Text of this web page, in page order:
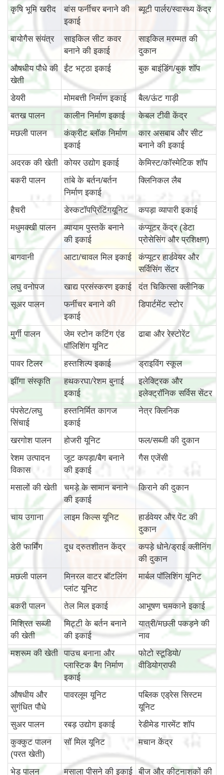
कृषि भूमि खरीद
बांस फर्नीचर बनाने की
इकाई
ब्यूटी पार्लर/स्वास्थ्य केंद्र
बायोगैस संयंत्र
साइकिल सीट कवर
बनाने की इकाई
साइकिल मरम्मत की
दुकान
औषधीय पौधे की
खेती
ईंट भट्ठा इकाई बुक बाइंडिंग/बुक शॉप
डेयरी मोमबत्ती निर्माण इकाई
बैल/ऊंट गाड़ी
बतख पालन
कालीन निर्माण इकाई
केबल टीवी केंद्र
मछली पालन
कंक्रीट ब्लॉक निर्माण
इकाई
कार असबाब और सीट
बनाने की इकाई
अदरक की खेती
कोयर उद्योग इकाई
केमिस्ट/कॉस्मेटिक शॉप
बकरी पालन
तांबे के बर्तन/बर्तन
निर्माण इकाई
क्लिनिकल लैब
हैचरी डेस्कटॉपप्रिंटिंगयूनिट
कपड़ा व्यापारी इकाई
मधुमक्खी पालन
व्यायाम पुस्तकें बनाने
की इकाई
कंप्यूटर केंद्र (डेटा
प्रोसेसिंग और प्रशिक्षण)
बागवानी
आटा/चावल मिल इकाई
कंप्यूटर हार्डवेयर और
सर्विसिंग सेंटर
लघु वनोपज
खाद्य प्रसंस्करण इकाई
दंत चिकित्सा क्लीनिक
सूअर पालन
फर्नीचर बनाने की
इकाई
डिपार्टमेंट स्टोर
मुर्गी पालन
जेम स्टोन कटिंग एंड
पॉलिशिंग यूनिट
ढाबा और रेस्टोरेंट
पावर टिलर हस्तशिल्प इकाई
ड्राइविंग स्कूल
झींगा संस्कृति
हथकरघा/रेशम बुनाई
इकाई
इलेक्ट्रिक और
इलेक्ट्रॉनिक सर्विस सेंटर
पंपसेट/लघु
सिंचाई
हस्तनिर्मित कागज
इकाई
नेत्र क्लिनिक
खरगोश पालन होजरी यूनिट
फल/सब्जी की दुकान
रेशम उत्पादन
विकास
जूट कपड़ा/बैग बनाने
की इकाई
गैस एजेंसी
मसालों की खेती
चमड़े के सामान बनाने
की इकाई
किराने की दुकान
चाय उगाना लाइम किल्स यूनिट
हार्डवेयर और पेंट की
दुकान
डेरी फार्मिंग
दूध द्रुतशीतन केंद्र
कपड़े धोने/ड्राई क्लीनिंग
की दुकान
मछली पालन
मिनरल वाटर बॉटलिंग
प्लांट यूनिट
मार्बल पॉलिशिंग यूनिट
बकरी पालन तेल मिल इकाई
आभूषण चमकाने इकाई
मिश्रित सब्जी
की खेती
मिट्टी के बर्तन बनाने
की इकाई
यात्री/मछली पकड़ने की
नाव
मशरूम की खेती
पाउच बनाना और
प्लास्टिक बैग निर्माण
इकाई
फोटो स्टूडियो/
वीडियोग्राफी
औषधीय और
सुगंधित पौधे
पावरलूम यूनिट
पब्लिक एड्रेस सिस्टम
यूनिट
सुअर पालन
रबड़ उद्योग इकाई
रेडीमेड गारमेंट शॉप
कुक्कुट पालन
(परत खेती)
सॉ मिल यूनिट मचान केंद्र
भेड़ पालन मसाला पीसने की इकाई बीज और कीटनाशकों की